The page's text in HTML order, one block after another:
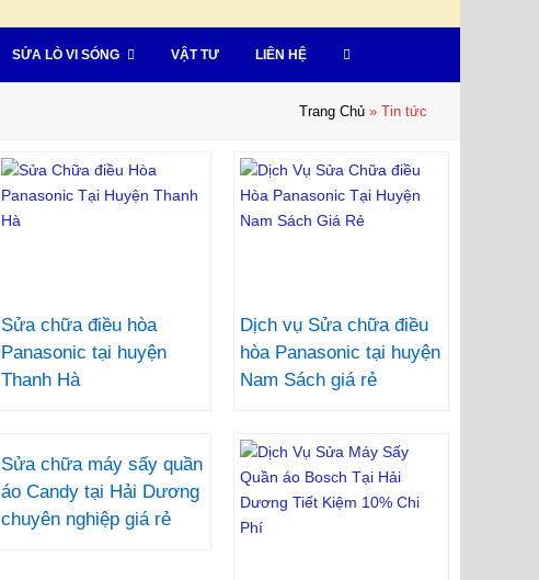
SỬA LÒ VI SÓNG VẬT TƯ LIÊN HỆ
Trang Chủ » Tin tức
Sửa chữa điều hòa
Panasonic tại huyện
Thanh Hà
Dịch vụ Sửa chữa điều
hòa Panasonic tại huyện
Nam Sách giá rẻ
Sửa chữa máy sấy quần
áo Candy tại Hải Dương
chuyên nghiệp giá rẻ